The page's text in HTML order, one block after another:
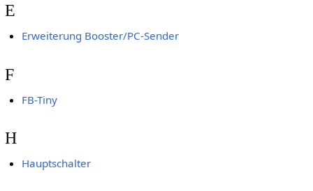
E
Erweiterung Booster/PC-Sender
F
FB-Tiny
H
Hauptschalter